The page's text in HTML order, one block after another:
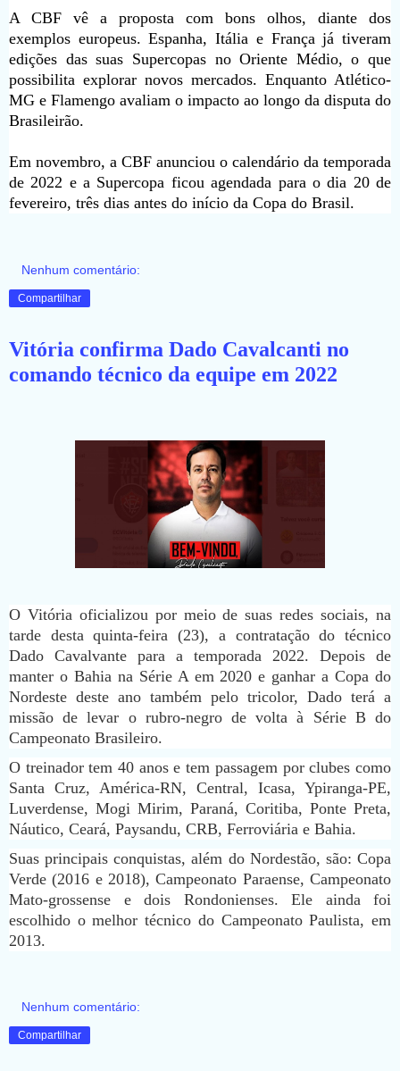
A CBF vê a proposta com bons olhos, diante dos
exemplos europeus. Espanha, Itália e França já tiveram
edições das suas Supercopas no Oriente Médio, o que
possibilita explorar novos mercados. Enquanto Atlético-
MG e Flamengo avaliam o impacto ao longo da disputa do
Brasileirão.
Em novembro, a CBF anunciou o calendário da temporada
de 2022 e a Supercopa ficou agendada para o dia 20 de
fevereiro, três dias antes do início da Copa do Brasil.
Nenhum comentário:
Compartilhar
Vitória confirma Dado Cavalcanti no
comando técnico da equipe em 2022
O Vitória oficializou por meio de suas redes sociais, na
tarde desta quinta-feira (23), a contratação do técnico
Dado Cavalvante para a temporada 2022. Depois de
manter o Bahia na Série A em 2020 e ganhar a Copa do
Nordeste deste ano também pelo tricolor, Dado terá a
missão de levar o rubro-negro de volta à Série B do
Campeonato Brasileiro.
O treinador tem 40 anos e tem passagem por clubes como
Santa Cruz, América-RN, Central, Icasa, Ypiranga-PE,
Luverdense, Mogi Mirim, Paraná, Coritiba, Ponte Preta,
Náutico, Ceará, Paysandu, CRB, Ferroviária e Bahia.
Suas principais conquistas, além do Nordestão, são: Copa
Verde (2016 e 2018), Campeonato Paraense, Campeonato
Mato-grossense e dois Rondonienses. Ele ainda foi
escolhido o melhor técnico do Campeonato Paulista, em
2013.
Nenhum comentário:
Compartilhar